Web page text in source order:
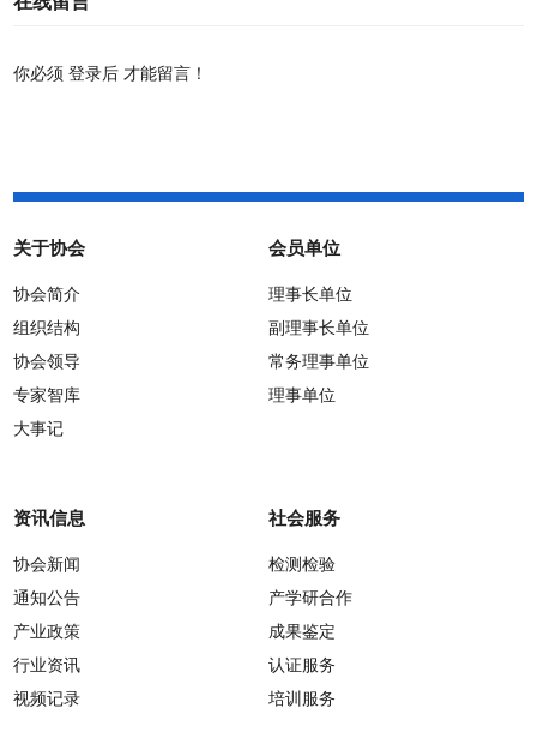
你必须登录后 才能留言！
关于协会
协会简介
组织结构
协会领导
专家智库
大事记
会员单位
理事长单位
副理事长单位
常务理事单位
理事单位
资讯信息
协会新闻
通知公告
产业政策
行业资讯
视频记录
社会服务
检测检验
产学研合作
成果鉴定
认证服务
培训服务